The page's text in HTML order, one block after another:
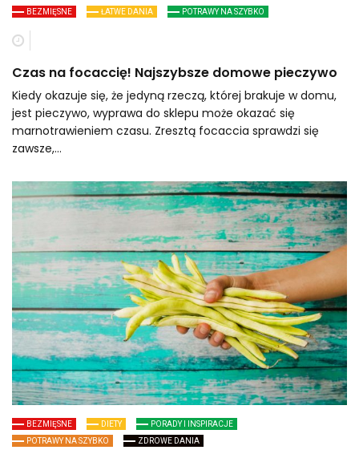
BEZMIĘSNE ŁATWE DANIA POTRAWY NA SZYBKO
Czas na focaccię! Najszybsze domowe pieczywo
Kiedy okazuje się, że jedyną rzeczą, której brakuje w domu,
jest pieczywo, wyprawa do sklepu może okazać się
marnotrawieniem czasu. Zresztą focaccia sprawdzi się
zawsze,…
BEZMIĘSNE DIETY
PORADY I INSPIRACJE
POTRAWY NA SZYBKO
ZDROWE DANIA